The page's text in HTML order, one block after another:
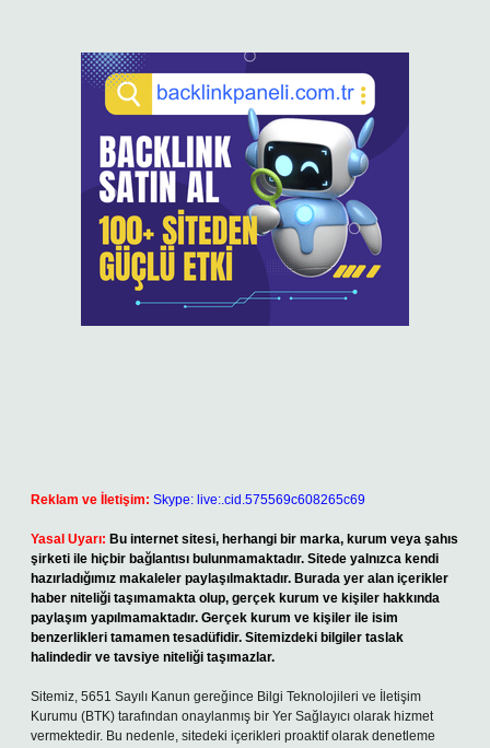
Reklam ve İletişim: Skype: live:.cid.575569c608265c69
Yasal Uyarı: Bu internet sitesi, herhangi bir marka, kurum veya şahıs
şirketi ile hiçbir bağlantısı bulunmamaktadır. Sitede yalnızca kendi
hazırladığımız makaleler paylaşılmaktadır. Burada yer alan içerikler
haber niteliği taşımamakta olup, gerçek kurum ve kişiler hakkında
paylaşım yapılmamaktadır. Gerçek kurum ve kişiler ile isim
benzerlikleri tamamen tesadüfidir. Sitemizdeki bilgiler taslak
halindedir ve tavsiye niteliği taşımazlar.
Sitemiz, 5651 Sayılı Kanun gereğince Bilgi Teknolojileri ve İletişim
Kurumu (BTK) tarafından onaylanmış bir Yer Sağlayıcı olarak hizmet
vermektedir. Bu nedenle, sitedeki içerikleri proaktif olarak denetleme